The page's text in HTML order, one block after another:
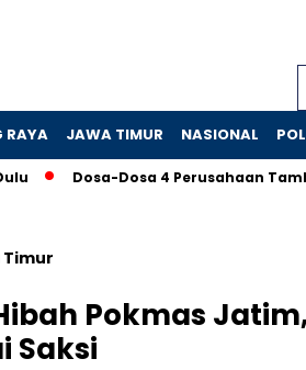
RAYA JAWA TIMUR NASIONAL
Dosa-Dosa 4 Perusahaan Tambang
Pokmas
Saksi